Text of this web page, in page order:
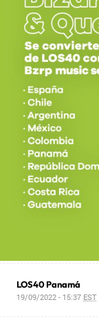
LOS40 Panamá
19/09/2022 - 15:37 EST